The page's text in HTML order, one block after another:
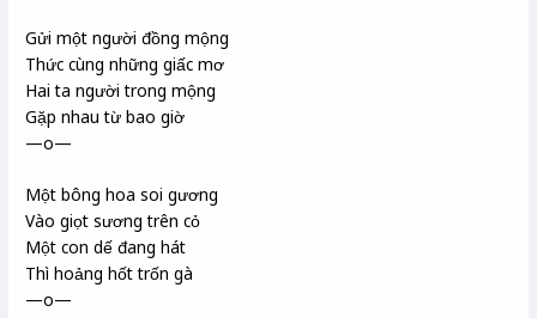
Gửi một người đồng mộng
Thức cùng những giấc mơ
Hai ta người trong mộng
Gặp nhau từ bao giờ
—o—
Một bông hoa soi gương
Vào giọt sương trên cỏ
Một con dế đang hát
Thì hoảng hốt trốn gà
—o—